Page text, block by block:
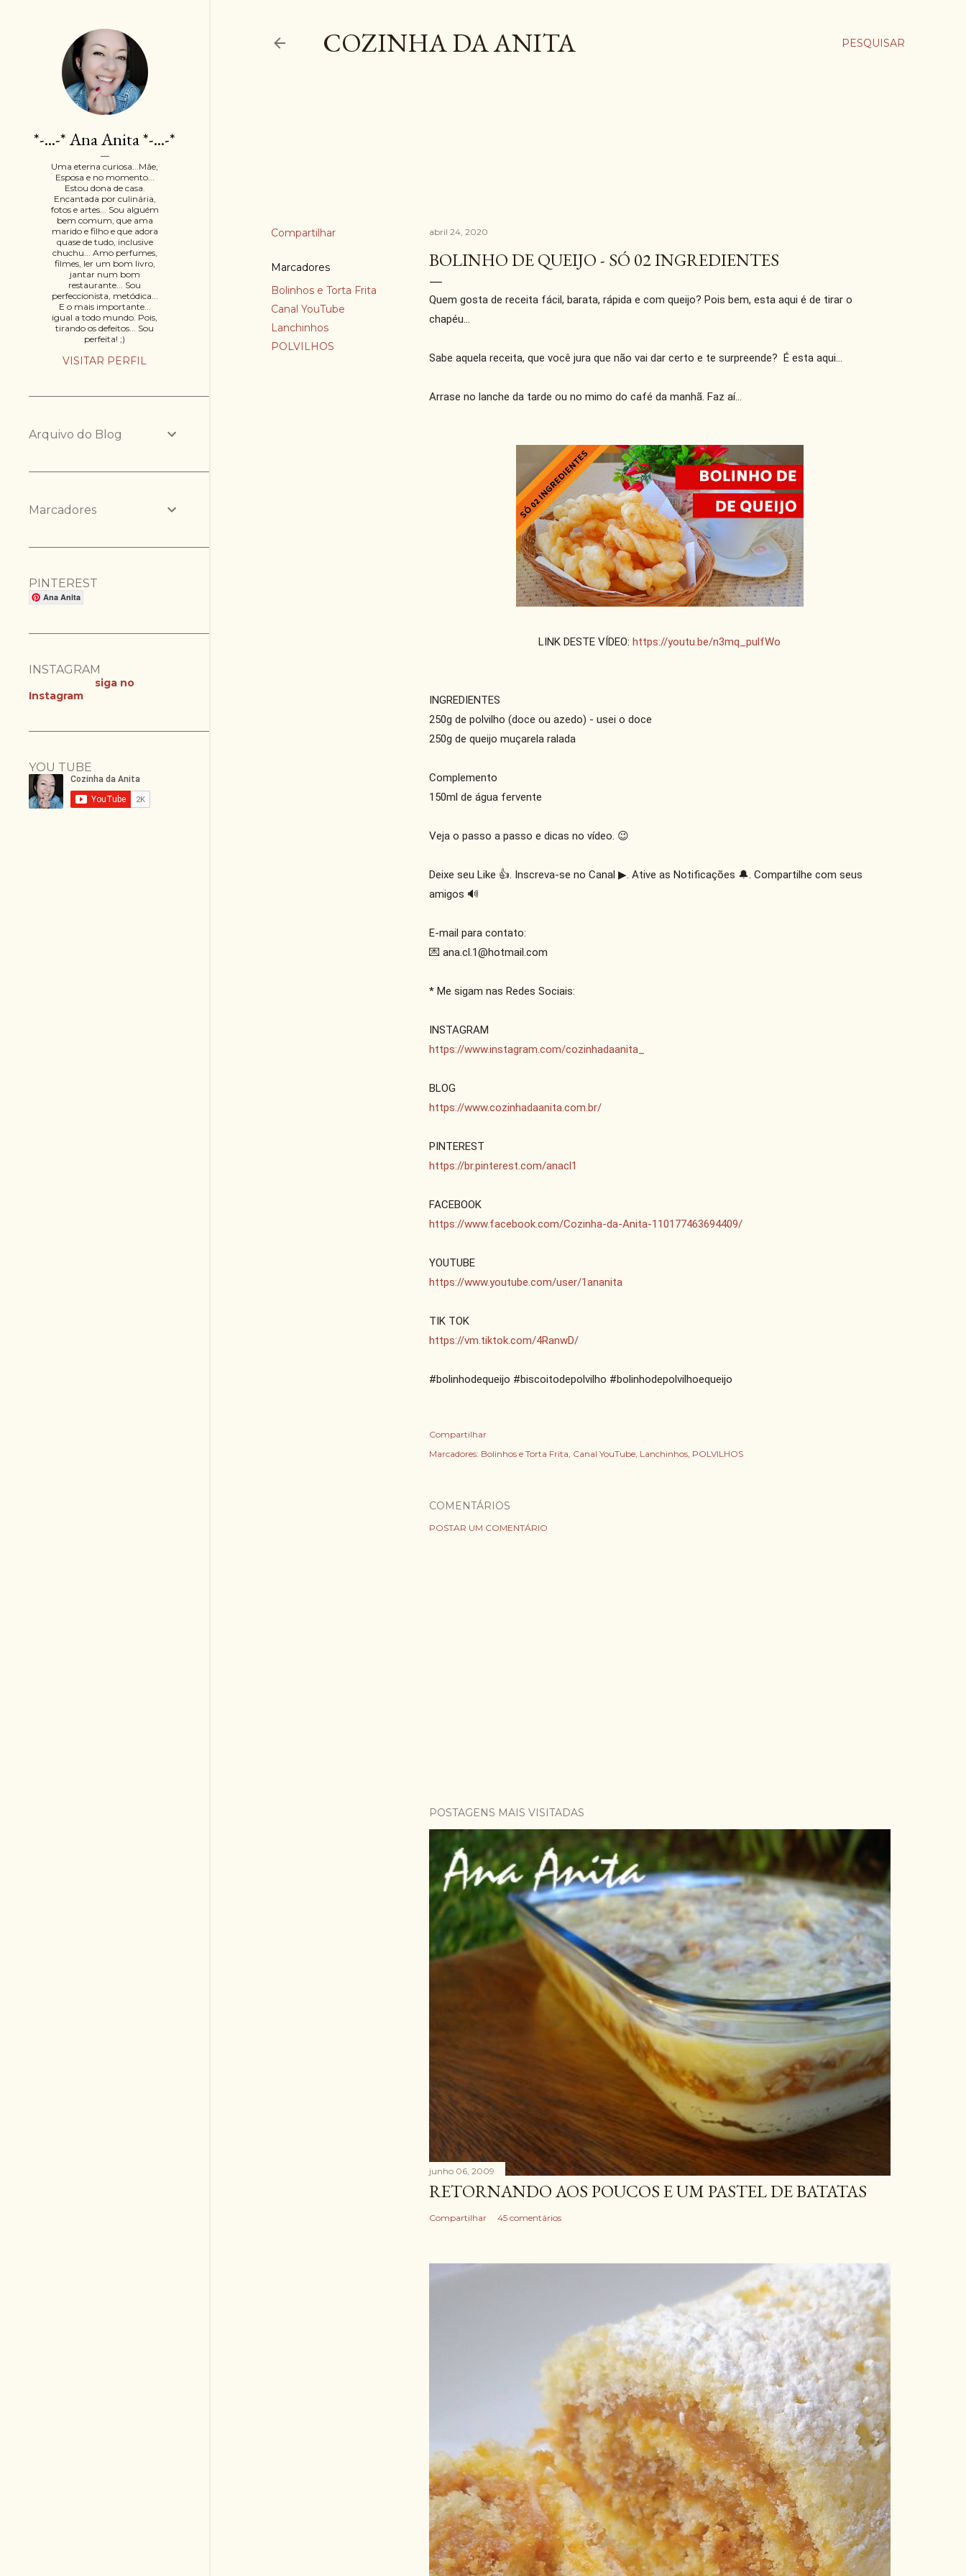
PESQUISAR
COZINHA DA ANITA
Compartilhar
Marcadores
Bolinhos e Torta Frita
Canal YouTube
Lanchinhos
POLVILHOS
abril 24, 2020
BOLINHO DE QUEIJO - SÓ 02 INGREDIENTES
Quem gosta de receita fácil, barata, rápida e com queijo? Pois bem, esta aqui é de tirar o
chapéu...
Sabe aquela receita, que você jura que não vai dar certo e te surpreende?  É esta aqui...
Arrase no lanche da tarde ou no mimo do café da manhã. Faz aí...
LINK DESTE VÍDEO: https://youtu.be/n3mq_pulfWo
INGREDIENTES
250g de polvilho (doce ou azedo) - usei o doce
250g de queijo muçarela ralada
Complemento
150ml de água fervente
Veja o passo a passo e dicas no vídeo. 😉
Deixe seu Like 👍. Inscreva-se no Canal ▶. Ative as Notificações 🔔. Compartilhe com seus
amigos 🔊
E-mail para contato:
💌 ana.cl.1@hotmail.com
* Me sigam nas Redes Sociais:
https://www.instagram.com/cozinhadaanita_
https://www.cozinhadaanita.com.br/
https://br.pinterest.com/anacl1
FACEBOOK
https://www.facebook.com/Cozinha-da-Anita-110177463694409/
YOUTUBE
https://www.youtube.com/user/1ananita
TIK TOK
https://vm.tiktok.com/4RanwD/
#bolinhodequeijo #biscoitodepolvilho #bolinhodepolvilhoequeijo
Compartilhar
Marcadores: Bolinhos e Torta Frita Canal YouTube Lanchinhos POLVILHOS
COMENTÁRIOS
POSTAR UM COMENTÁRIO
POSTAGENS MAIS VISITADAS
junho 06, 2009
RETORNANDO AOS POUCOS E UM PASTEL DE BATATAS
Compartilhar 45 comentários
*-...-* Ana Anita *-...-*
Uma eterna curiosa...Mãe,
Esposa e no momento...
Estou dona de casa.
Encantada por culinária,
fotos e artes... Sou alguém
bem comum, que ama
marido e filho e que adora
quase de tudo, inclusive
chuchu... Amo perfumes,
filmes, ler um bom livro,
jantar num bom
restaurante... Sou
perfeccionista, metódica...
E o mais importante...
igual a todo mundo. Pois,
tirando os defeitos... Sou
perfeita! ;)
VISITAR PERFIL
Arquivo do Blog
Marcadores
PINTEREST
Ana Anita
INSTAGRAM
siga no
Instagram
YOU TUBE